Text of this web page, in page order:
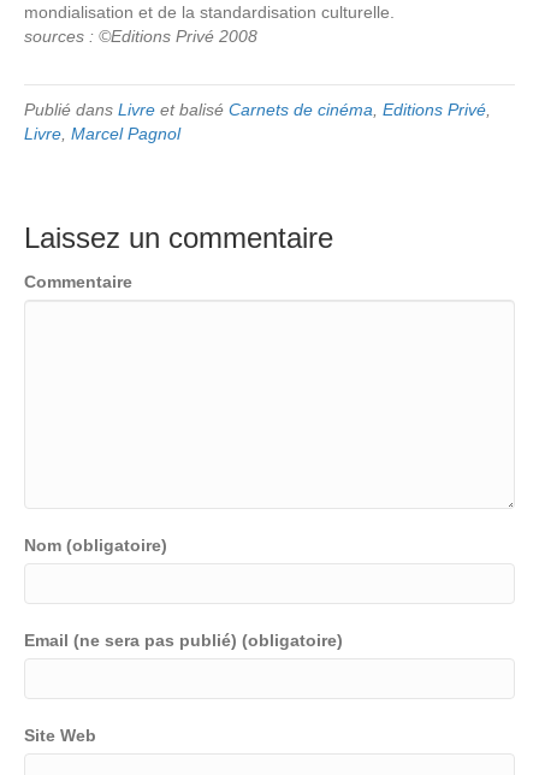
mondialisation et de la standardisation culturelle.
sources : ©Editions Privé 2008
Publié dans Livre et balisé Carnets de cinéma Editions Privé
Livre Marcel Pagnol
Laissez un commentaire
Commentaire
Nom (obligatoire)
Email (ne sera pas publié) (obligatoire)
Site Web